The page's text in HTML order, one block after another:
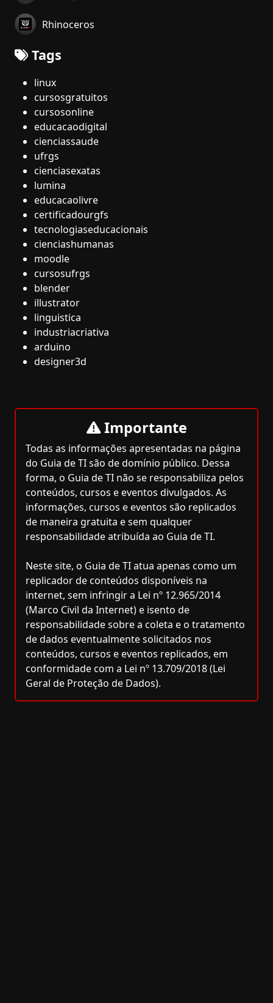
Rhinoceros
Tags
linux
cursosgratuitos
cursosonline
educacaodigital
cienciassaude
ufrgs
cienciasexatas
lumina
educacaolivre
certificadourgfs
tecnologiaseducacionais
cienciashumanas
moodle
cursosufrgs
blender
illustrator
linguistica
industriacriativa
arduino
designer3d
Importante
Todas as informações apresentadas na página
do Guia de TI são de domínio público. Dessa
forma, o Guia de TI não se responsabiliza pelos
conteúdos, cursos e eventos divulgados. As
informações, cursos e eventos são replicados
de maneira gratuita e sem qualquer
responsabilidade atribuída ao Guia de TI.
Neste site, o Guia de TI atua apenas como um
replicador de conteúdos disponíveis na
internet, sem infringir a Lei nº 12.965/2014
(Marco Civil da Internet) e isento de
responsabilidade sobre a coleta e o tratamento
de dados eventualmente solicitados nos
conteúdos, cursos e eventos replicados, em
conformidade com a Lei nº 13.709/2018 (Lei
Geral de Proteção de Dados).